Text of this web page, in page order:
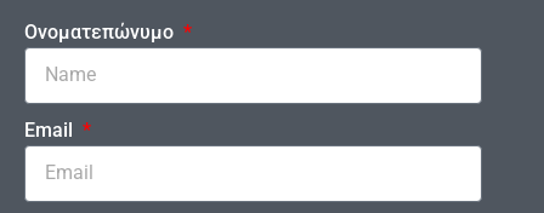
Ονοματεπώνυμο
Email